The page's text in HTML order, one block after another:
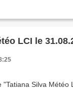
LCI le